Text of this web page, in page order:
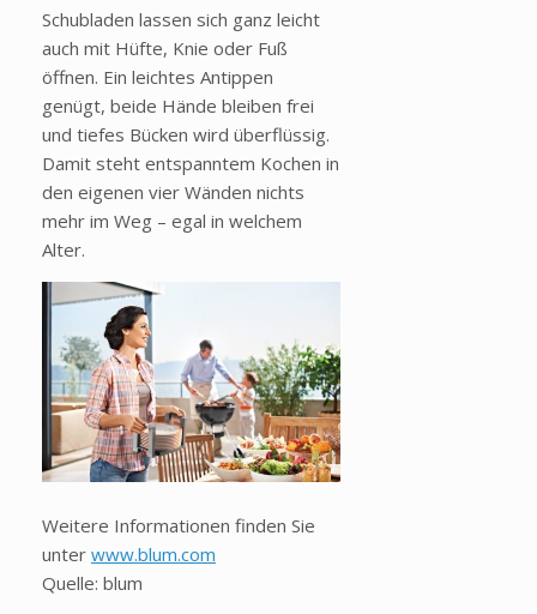
Schubladen lassen sich ganz leicht
auch mit Hüfte, Knie oder Fuß
öffnen. Ein leichtes Antippen
genügt, beide Hände bleiben frei
und tiefes Bücken wird überflüssig.
Damit steht entspanntem Kochen in
den eigenen vier Wänden nichts
mehr im Weg – egal in welchem
Alter.
Weitere Informationen finden Sie
unter www.blum.com
Quelle: blum